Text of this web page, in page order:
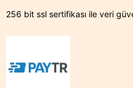
256 bit ssl sertifikası ile veri